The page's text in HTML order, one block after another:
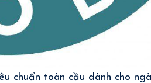
chuẩn toàn cầu dành cho